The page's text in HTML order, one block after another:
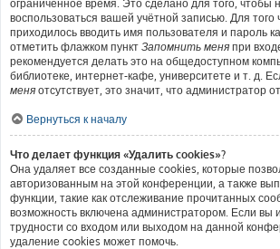
ограниченное время. Это сделано для того, чтобы
воспользоваться вашей учётной записью. Для того
приходилось вводить имя пользователя и пароль
отметить флажком пункт Запомнить меня при
рекомендуется делать это на общедоступном
библиотеке, интернет-кафе, университете и т. д.
меня отсутствует, это значит, что администратор
Вернуться к началу
Что делает функция «Удалить cookies»?
Она удаляет все созданные cookies, которые
авторизованным на этой конференции, а также
функции, такие как отслеживание прочитанных
возможность включена администратором. Если вы
трудности со входом или выходом на данной
удаление cookies может помочь.